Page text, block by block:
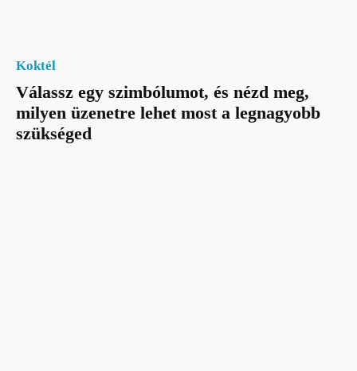
Koktél
Válassz egy szimbólumot, és nézd meg,
milyen üzenetre lehet most a legnagyobb
szükséged